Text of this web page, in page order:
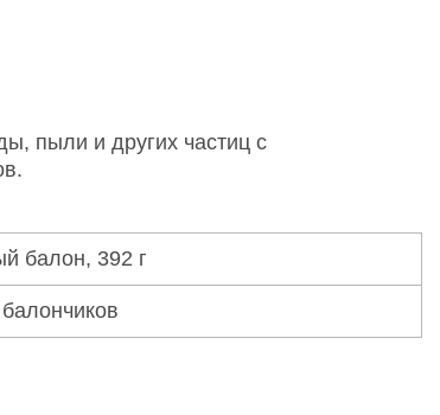
пыли и других частиц с
балон, 392 г